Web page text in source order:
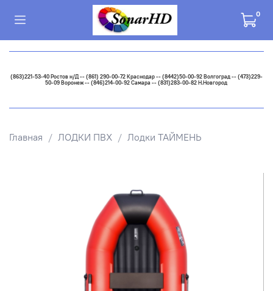
0
(863)221-53-40 Ростов н/Д -- (861) 290-00-72 Краснодар -- (8442)50-00-92 Волгоград -- (473)229-
50-09 Воронеж -- (846)214-00-92 Самара -- (831)283-00-82 Н.Новгород
Главная ЛОДКИ ПВХ Лодки ТАЙМЕНЬ